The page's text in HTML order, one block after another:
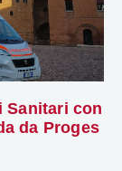
Sanitari con
da Proges